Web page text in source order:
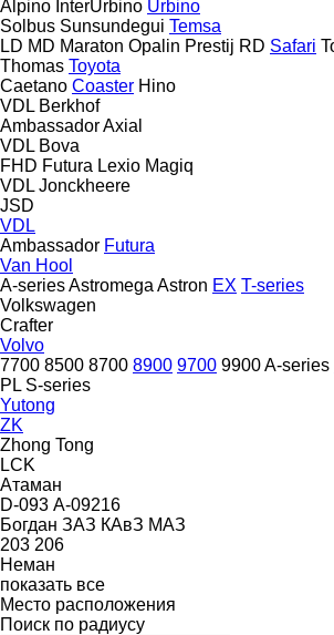
Alpino InterUrbino Urbino
Solbus Sunsundegui Temsa
LD MD Maraton Opalin Prestij RD Safari
Thomas Toyota
Caetano Coaster Hino
VDL Berkhof
AmbassadorAxial
VDL Bova
FHD Futura Lexio Magiq
VDL Jonckheere
JSD
VDL
Ambassador Futura
Van Hool
A-seriesAstromega Astron EX T-series
Volkswagen
Crafter
Volvo
7700 8500 8700 8900 9700 9900A-series
PL S-series
Yutong
ZK
Zhong Tong
LCK
Атаман
D-093 А-09216
Богдан ЗАЗ КАвЗ МАЗ
203 206
Неман
показать все
Место расположения
Поиск по радиусу